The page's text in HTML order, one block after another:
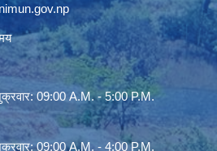
09:00 A.M. - 5:00 P.M.
09:00 A.M. - 4:00 P.M.